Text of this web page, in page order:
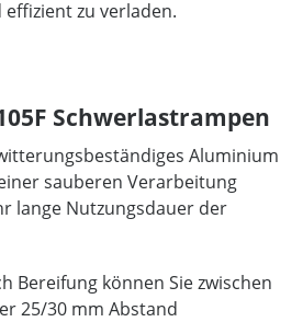
effizient zu verladen.
Schwerlastrampen
Aluminium
sauberen Verarbeitung
lange Nutzungsdauer der
Bereifung können Sie zwischen
25/30 mm Abstand